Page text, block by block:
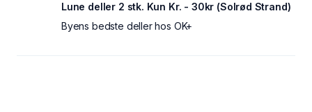
Lune deller 2 stk. Kun Kr. - 30kr (Solrød Strand)
Byens bedste deller hos OK+